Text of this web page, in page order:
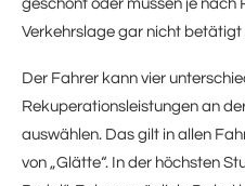
geschont oder müssen je nach
Verkehrslage gar nicht betätigt
Der Fahrer kann vier
Rekuperationsleistungen an
auswählen. Das gilt in allen
von „Glätte“. In der höchsten